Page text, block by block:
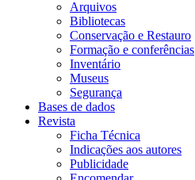
Arquivos
Bibliotecas
Conservação e Restauro
Formação e conferências
Inventário
Museus
Segurança
Bases de dados
Revista
Ficha Técnica
Indicações aos autores
Publicidade